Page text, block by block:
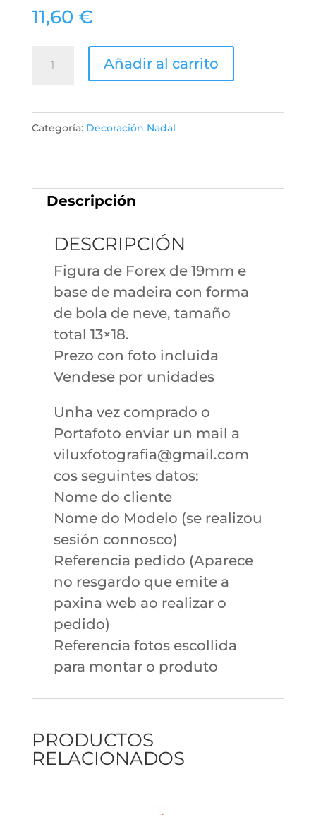
11,60 €
Añadir al carrito
Categoría: Decoración Nadal
Descripción
DESCRIPCIÓN
Figura de Forex de 19mm e
base de madeira con forma
de bola de neve, tamaño
total 13×18.
Prezo con foto incluida
Vendese por unidades
Unha vez comprado o
Portafoto enviar un mail a
viluxfotografia@gmail.com
cos seguintes datos:
Nome do cliente
Nome do Modelo (se realizou
sesión connosco)
Referencia pedido (Aparece
no resgardo que emite a
paxina web ao realizar o
pedido)
Referencia fotos escollida
para montar o produto
PRODUCTOS
RELACIONADOS